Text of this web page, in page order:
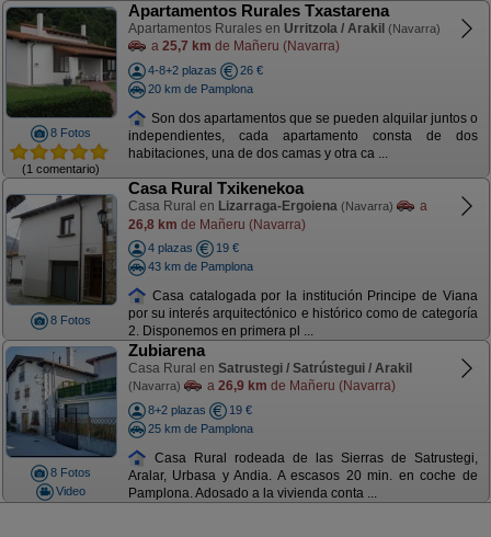
8 Fotos
(1 comentario)
Apartamentos Rurales Txastarena
Apartamentos Rurales en Urritzola / Arakil (Navarra)
a 25,7 km de Mañeru (Navarra)
4-8+2 plazas
26 €
20 km de Pamplona
Son dos apartamentos que se pueden alquilar juntos o
independientes, cada apartamento consta de dos
habitaciones, una de dos camas y otra ca ...
8 Fotos
Casa Rural Txikenekoa
Casa Rural en Lizarraga-Ergoiena (Navarra)
a
26,8 km de Mañeru (Navarra)
4 plazas
19 €
43 km de Pamplona
Casa catalogada por la institución Principe de Viana
por su interés arquitectónico e histórico como de categoría
2. Disponemos en primera pl ...
8 Fotos
Video
Zubiarena
Casa Rural en Satrustegi / Satrústegui / Arakil
(Navarra) a 26,9 km de Mañeru (Navarra)
8+2 plazas
19 €
25 km de Pamplona
Casa Rural rodeada de las Sierras de Satrustegi,
Aralar, Urbasa y Andia. A escasos 20 min. en coche de
Pamplona. Adosado a la vivienda conta ...